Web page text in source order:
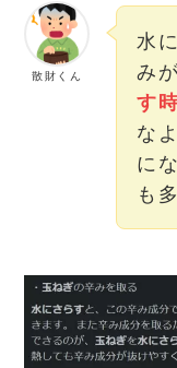
散財くん
水
み
す
な
に
も